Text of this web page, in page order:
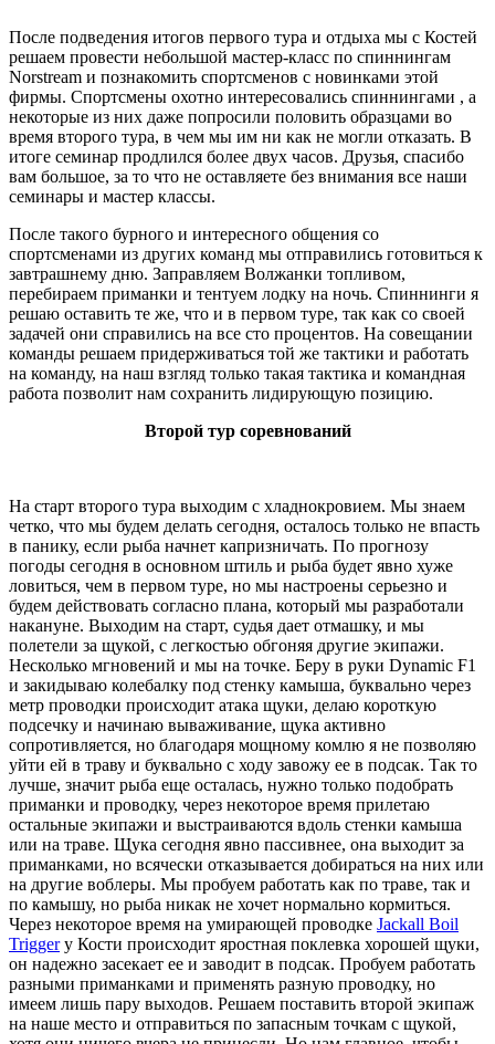
После подведения итогов первого тура и отдыха мы с Костей
решаем провести небольшой мастер-класс по спиннингам
Norstream и познакомить спортсменов с новинками этой
фирмы. Спортсмены охотно интересовались спиннингами , а
некоторые из них даже попросили половить образцами во
время второго тура, в чем мы им ни как не могли отказать. В
итоге семинар продлился более двух часов. Друзья, спасибо
вам большое, за то что не оставляете без внимания все наши
семинары и мастер классы.
После такого бурного и интересного общения со
спортсменами из других команд мы отправились готовиться к
завтрашнему дню. Заправляем Волжанки топливом,
перебираем приманки и тентуем лодку на ночь. Спиннинги я
решаю оставить те же, что и в первом туре, так как со своей
задачей они справились на все сто процентов. На совещании
команды решаем придерживаться той же тактики и работать
на команду, на наш взгляд только такая тактика и командная
работа позволит нам сохранить лидирующую позицию.
Второй тур соревнований
На старт второго тура выходим с хладнокровием. Мы знаем
четко, что мы будем делать сегодня, осталось только не впасть
в панику, если рыба начнет капризничать. По прогнозу
погоды сегодня в основном штиль и рыба будет явно хуже
ловиться, чем в первом туре, но мы настроены серьезно и
будем действовать согласно плана, который мы разработали
накануне. Выходим на старт, судья дает отмашку, и мы
полетели за щукой, с легкостью обгоняя другие экипажи.
Несколько мгновений и мы на точке. Беру в руки Dynamic F1
и закидываю колебалку под стенку камыша, буквально через
метр проводки происходит атака щуки, делаю короткую
подсечку и начинаю вываживание, щука активно
сопротивляется, но благодаря мощному комлю я не позволяю
уйти ей в траву и буквально с ходу завожу ее в подсак. Так то
лучше, значит рыба еще осталась, нужно только подобрать
приманки и проводку, через некоторое время прилетаю
остальные экипажи и выстраиваются вдоль стенки камыша
или на траве. Щука сегодня явно пассивнее, она выходит за
приманками, но всячески отказывается добираться на них или
на другие воблеры. Мы пробуем работать как по траве, так и
по камышу, но рыба никак не хочет нормально кормиться.
Через некоторое время на умирающей проводке Jackall Boil
Triggerу Кости происходит яростная поклевка хорошей щуки,
он надежно засекает ее и заводит в подсак. Пробуем работать
разными приманками и применять разную проводку, но
имеем лишь пару выходов. Решаем поставить второй экипаж
на наше место и отправиться по запасным точкам с щукой,